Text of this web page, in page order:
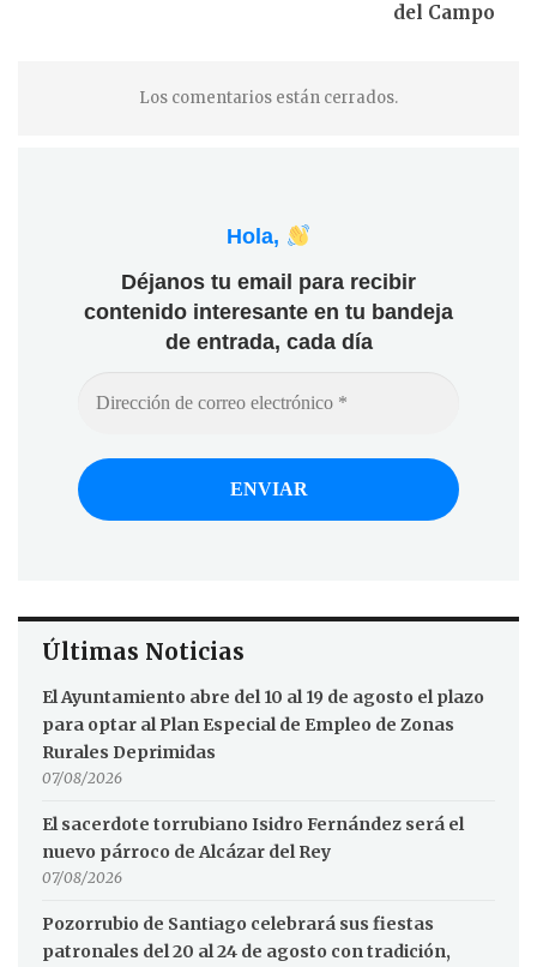
del Campo
Los comentarios están cerrados.
Hola,
Déjanos tu email para recibir
contenido interesante en tu bandeja
de entrada, cada día
Últimas Noticias
El Ayuntamiento abre del 10 al 19 de agosto el plazo
para optar al Plan Especial de Empleo de Zonas
Rurales Deprimidas
07/08/2026
El sacerdote torrubiano Isidro Fernández será el
nuevo párroco de Alcázar del Rey
07/08/2026
Pozorrubio de Santiago celebrará sus fiestas
patronales del 20 al 24 de agosto con tradición,